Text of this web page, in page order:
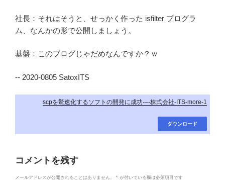
社長：それはそうと、せっかく作った isfilter プログラ
ム、なんかの形で公開しましょう。
基盤：このブログじゃだめなんですか？ｗ
-- 2020-0805 SatoxITS
scpを驚速化するソフトの開発に成功-–-株式会社-ITS-more-1
ダウンロード
コメントを残す
メールアドレスが公開されることはありません。 * が付いている欄は必須項目です